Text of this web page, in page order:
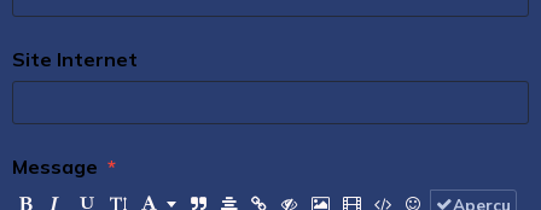
Site Internet
Message
Aperçu